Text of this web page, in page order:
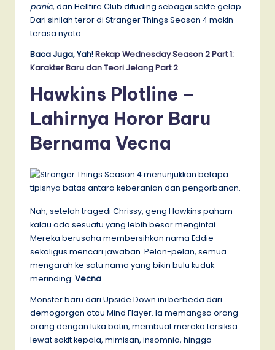
panic, dan Hellfire Club dituding sebagai sekte gelap.
Dari sinilah teror di Stranger Things Season 4 makin
terasa nyata.
Baca Juga, Yah!Rekap Wednesday Season 2 Part 1:
Karakter Baru dan Teori Jelang Part 2
Hawkins Plotline –
Lahirnya Horor Baru
Bernama Vecna
Nah, setelah tragedi Chrissy, geng Hawkins paham
kalau ada sesuatu yang lebih besar mengintai.
Mereka berusaha membersihkan nama Eddie
sekaligus mencari jawaban. Pelan-pelan, semua
mengarah ke satu nama yang bikin bulu kuduk
merinding: Vecna.
Monster baru dari Upside Down ini berbeda dari
demogorgon atau Mind Flayer. Ia memangsa orang-
orang dengan luka batin, membuat mereka tersiksa
lewat sakit kepala, mimisan, insomnia, hingga